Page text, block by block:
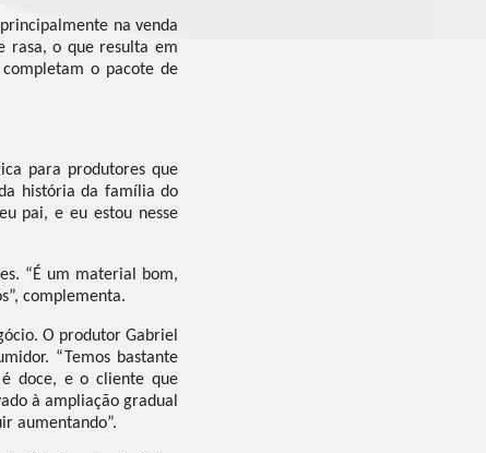
na venda
rasa, o que resulta em
o pacote de
para produtores que
história da família do
pai, e eu estou nesse
“É um material bom,
complementa.
O produtor Gabriel
“Temos bastante
doce, e o cliente que
à ampliação gradual
aumentando”.